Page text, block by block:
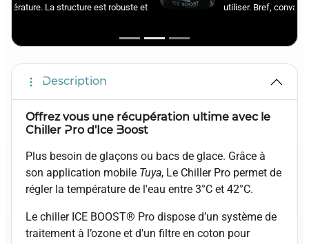
utiliser. Bref, convaincue !
Chiller Pro d'Ice Boost
son application mobile Tuya, Le Chiller Pro permet de
régler la température de l'eau entre 3°C et 42°C.
traitement à l’ozone et d'un filtre en coton pour
garantir une qualité d’eau saine.